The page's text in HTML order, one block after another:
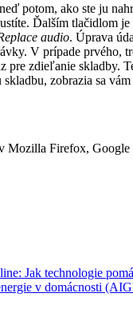
potom, ako ste ju
Ďalším tlačidlom
audio. Úprava
V prípade prvého,
zdieľanie skladby.
zobrazia sa
Mozilla Firefox,
Jak technologie
v domácnosti